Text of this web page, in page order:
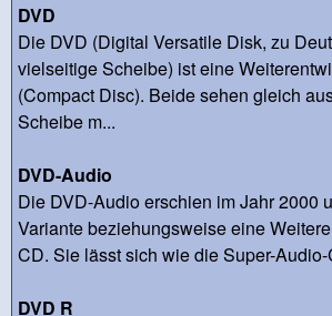
DVD
Die DVD (Digital Versatile Disk, zu
vielseitige Scheibe) ist eine
(Compact Disc). Beide sehen gleich
Scheibe m...
DVD-Audio
Die DVD-Audio erschien im Jahr 2000
Variante beziehungsweise eine
CD. Sie lässt sich wie die Super-
DVD R